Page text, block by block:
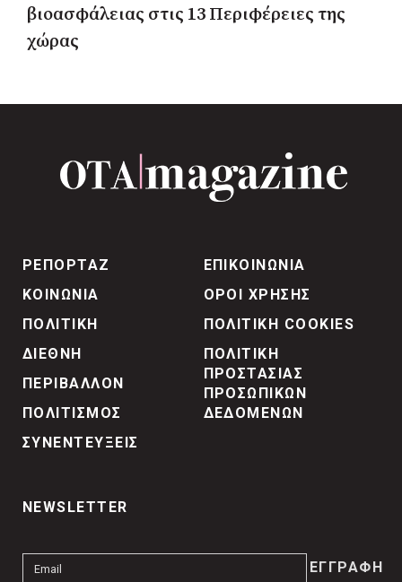
βιοασφάλειας στις 13 Περιφέρειες της
χώρας
ΡΕΠΟΡΤΑΖ
ΚΟΙΝΩΝΙΑ
ΠΟΛΙΤΙΚΗ
ΔΙΕΘΝΗ
ΠΕΡΙΒΑΛΛΟΝ
ΠΟΛΙΤΙΣΜΟΣ
ΣΥΝΕΝΤΕΥΞΕΙΣ
ΕΠΙΚΟΙΝΩΝΙΑ
ΟΡΟΙ ΧΡΗΣΗΣ
ΠΟΛΙΤΙΚΗ COOKIES
ΠΟΛΙΤΙΚΗ
ΠΡΟΣΤΑΣΙΑΣ
ΠΡΟΣΩΠΙΚΩΝ
ΔΕΔΟΜΕΝΩΝ
NEWSLETTER